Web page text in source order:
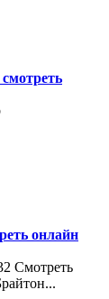
онлайн
Смотреть